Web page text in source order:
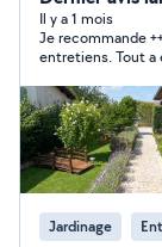
vos jardins et
esthétique. Mon objectif est de créer et d'entretenir
des
entretenus.
karcher.
Il y a 1 mois
Je recommande
entretiens. Tout a
soigné
Jardinage